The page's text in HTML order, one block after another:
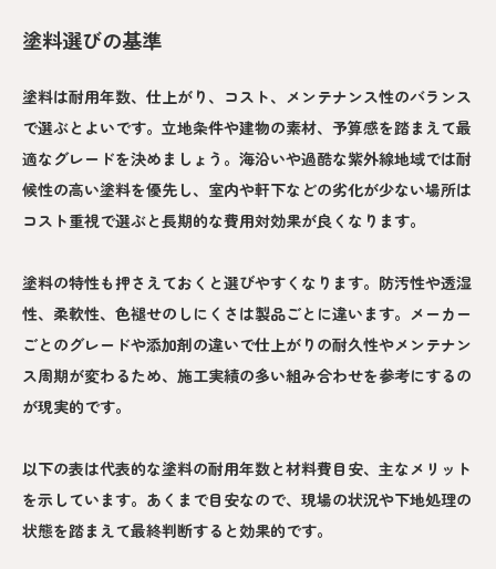
塗料選びの基準
塗料は耐用年数、仕上がり、コスト、メンテナンス性のバランス
で選ぶとよいです。立地条件や建物の素材、予算感を踏まえて最
適なグレードを決めましょう。海沿いや過酷な紫外線地域では耐
候性の高い塗料を優先し、室内や軒下などの劣化が少ない場所は
コスト重視で選ぶと長期的な費用対効果が良くなります。
塗料の特性も押さえておくと選びやすくなります。防汚性や透湿
性、柔軟性、色褪せのしにくさは製品ごとに違います。メーカー
ごとのグレードや添加剤の違いで仕上がりの耐久性やメンテナン
ス周期が変わるため、施工実績の多い組み合わせを参考にするの
が現実的です。
以下の表は代表的な塗料の耐用年数と材料費目安、主なメリット
を示しています。あくまで目安なので、現場の状況や下地処理の
状態を踏まえて最終判断すると効果的です。